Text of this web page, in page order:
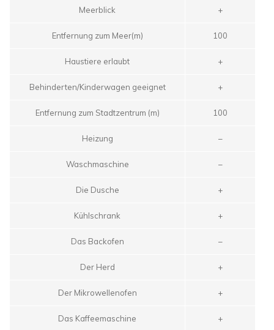
Meerblick +
Entfernung zum Meer(m) 100
Haustiere erlaubt +
Behinderten/Kinderwagen geeignet +
Entfernung zum Stadtzentrum (m) 100
Heizung –
Waschmaschine –
Die Dusche +
Kühlschrank +
Das Backofen –
Der Herd +
Der Mikrowellenofen +
Das Kaffeemaschine +